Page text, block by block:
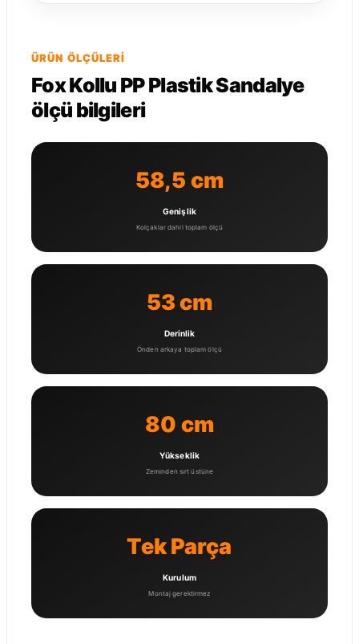
ÜRÜN ÖLÇÜLERI
Fox Kollu PP Plastik Sandalye
ölçü bilgileri
58,5 cm
Genişlik
Kolçaklar dahil toplam ölçü
53 cm
Derinlik
Önden arkaya toplam ölçü
80 cm
Yükseklik
Zeminden sırt üstüne
Tek Parça
Kurulum
Montaj gerektirmez